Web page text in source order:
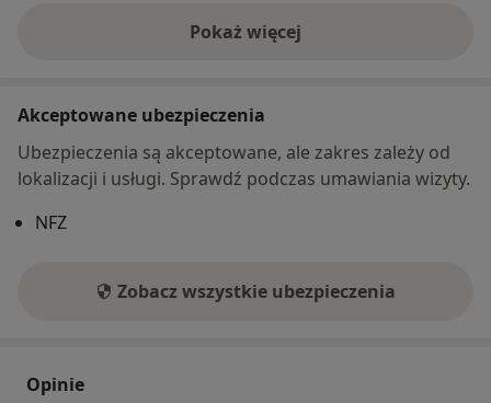
Pokaż więcej
o adresie
Akceptowane ubezpieczenia
Ubezpieczenia są akceptowane, ale zakres zależy od
lokalizacji i usługi. Sprawdź podczas umawiania wizyty.
NFZ
Zobacz wszystkie ubezpieczenia
Opinie